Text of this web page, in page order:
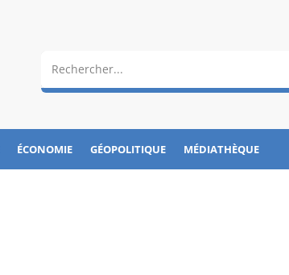
ÉCONOMIE GÉOPOLITIQUE MÉDIATHÈQUE